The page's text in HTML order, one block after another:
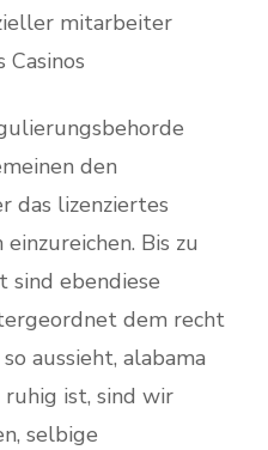
mitarbeiter
Casinos
den
das lizenziertes
Bis zu
sind ebendiese
dem recht
aussieht, alabama
ist, sind wir
selbige